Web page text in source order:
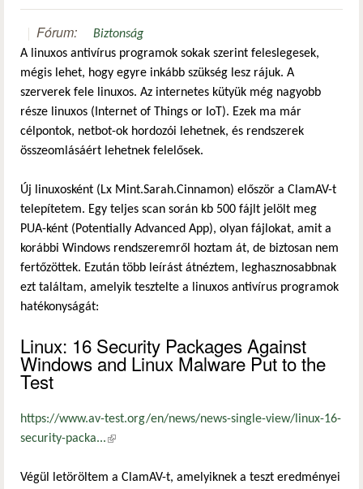
Fórum:
Biztonság
A linuxos antivírus programok sokak szerint feleslegesek,
mégis lehet, hogy egyre inkább szükség lesz rájuk. A
szerverek fele linuxos. Az internetes kütyük még nagyobb
része linuxos (Internet of Things or IoT). Ezek ma már
célpontok, netbot-ok hordozói lehetnek, és rendszerek
összeomlásáért lehetnek felelősek.
Új linuxosként (Lx Mint.Sarah.Cinnamon) először a ClamAV-t
telepítetem. Egy teljes scan során kb 500 fájlt jelölt meg
PUA-ként (Potentially Advanced App), olyan fájlokat, amit a
korábbi Windows rendszeremről hoztam át, de biztosan nem
fertőzöttek. Ezután több leírást átnéztem, leghasznosabbnak
ezt találtam, amelyik tesztelte a linuxos antivírus programok
hatékonyságát:
Linux: 16 Security Packages Against
Windows and Linux Malware Put to the
Test
https://www.av-test.org/en/news/news-single-view/linux-16-
security-packa...(külső hivatkozás)
Végül letöröltem a ClamAV-t, amelyiknek a teszt eredményei